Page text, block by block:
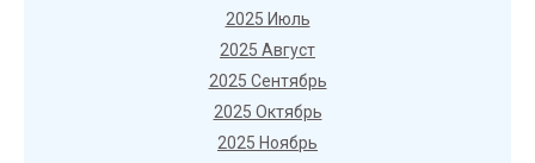
2025 Июль
2025 Август
2025 Сентябрь
2025 Октябрь
2025 Ноябрь